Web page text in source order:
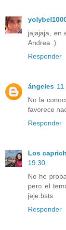
jajajaja, en
Andrea :)
Responder
ángeles
No la
favorece
Responder
Los
19:30
No he
pero el
jeje.bsts
Responder